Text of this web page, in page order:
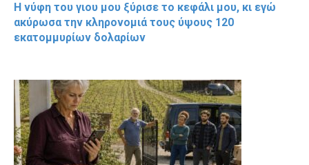
Η νύφη του γιου μου ξύρισε το κεφάλι μου, κι εγώ
ακύρωσα την κληρονομιά τους ύψους 120
εκατομμυρίων δολαρίων